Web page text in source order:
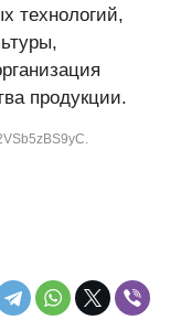
технологий,
продукции.